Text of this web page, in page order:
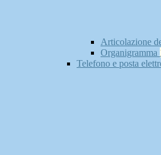
Articolazione
Organigramma
Telefono e posta